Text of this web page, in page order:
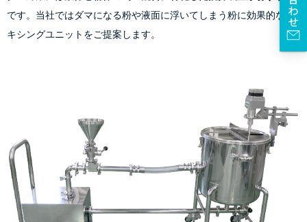
です。当社ではダマになる粉や液面に浮いてしまう粉に効果的なミ
キシングユニットをご提案します。